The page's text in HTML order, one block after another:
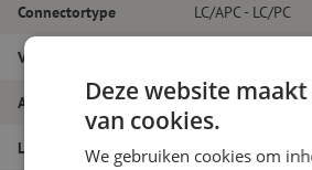
Connectortype LC/APC - LC/PC
Vezelsoort
Aantal vezels Duplex
Lengte 16m
Deze website
van cookies.
We gebruiken cookies om